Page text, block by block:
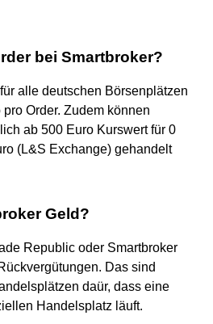
bei Smartbroker?
alle deutschen Börsenplätzen
Order. Zudem können
ab 500 Euro Kurswert für 0
(L&S Exchange) gehandelt
Geld?
Republic oder Smartbroker
Das sind
daür, dass eine
Handelsplatz läuft.